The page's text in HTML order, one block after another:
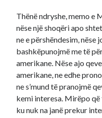
Thënë ndryshe, memo e
nëse një shoqëri apo
ne e përshëndesim, nëse
bashkëpunojmë me të
amerikane. Nëse ajo
amerikane, ne edhe
ne s’mund të pranojmë
kemi interesa. Mirëpo
ku nuk na janë prekur